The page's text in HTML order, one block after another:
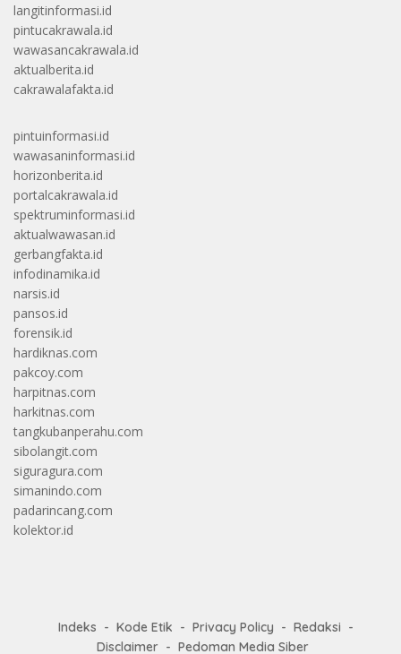
langitinformasi.id
pintucakrawala.id
wawasancakrawala.id
aktualberita.id
cakrawalafakta.id
pintuinformasi.id
wawasaninformasi.id
horizonberita.id
portalcakrawala.id
spektruminformasi.id
aktualwawasan.id
gerbangfakta.id
infodinamika.id
narsis.id
pansos.id
forensik.id
hardiknas.com
pakcoy.com
harpitnas.com
harkitnas.com
tangkubanperahu.com
sibolangit.com
siguragura.com
simanindo.com
padarincang.com
kolektor.id
Indeks Kode Etik Privacy Policy
Redaksi
Disclaimer
Pedoman Media Siber